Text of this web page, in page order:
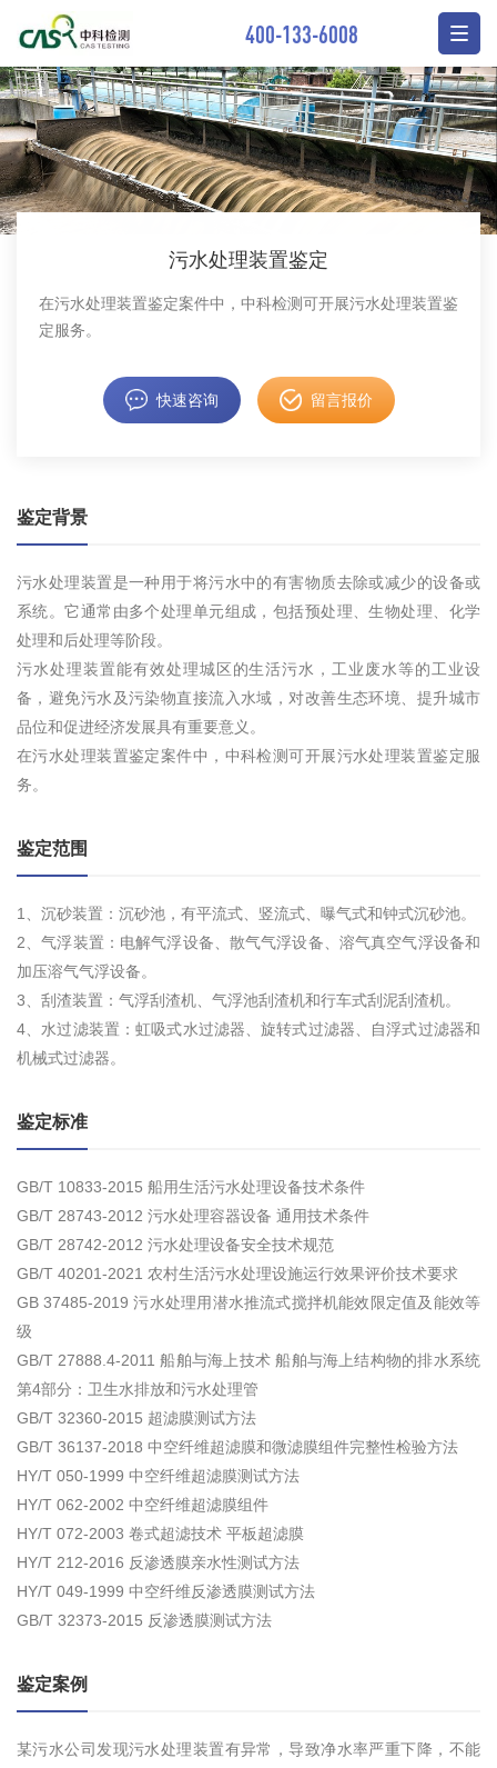
400-133-6008
污水处理装置鉴定
在污水处理装置鉴定案件中，中科检测可开展污水处理装置鉴
定服务。
快速咨询 留言报价
鉴定背景
污水处理装置是一种用于将污水中的有害物质去除或减少的设备或
系统。它通常由多个处理单元组成，包括预处理、生物处理、化学
处理和后处理等阶段。
污水处理装置能有效处理城区的生活污水，工业废水等的工业设
备，避免污水及污染物直接流入水域，对改善生态环境、提升城市
品位和促进经济发展具有重要意义。
在污水处理装置鉴定案件中，中科检测可开展污水处理装置鉴定服
务。
鉴定范围
1、沉砂装置：沉砂池，有平流式、竖流式、曝气式和钟式沉砂池。
2、气浮装置：电解气浮设备、散气气浮设备、溶气真空气浮设备和
加压溶气气浮设备。
3、刮渣装置：气浮刮渣机、气浮池刮渣机和行车式刮泥刮渣机。
4、水过滤装置：虹吸式水过滤器、旋转式过滤器、自浮式过滤器和
机械式过滤器。
鉴定标准
GB/T 10833-2015 船用生活污水处理设备技术条件
GB/T 28743-2012 污水处理容器设备 通用技术条件
GB/T 28742-2012 污水处理设备安全技术规范
GB/T 40201-2021 农村生活污水处理设施运行效果评价技术要求
GB 37485-2019 污水处理用潜水推流式搅拌机能效限定值及能效等
级
GB/T 27888.4-2011 船舶与海上技术 船舶与海上结构物的排水系统
第4部分：卫生水排放和污水处理管
GB/T 32360-2015 超滤膜测试方法
GB/T 36137-2018 中空纤维超滤膜和微滤膜组件完整性检验方法
HY/T 050-1999 中空纤维超滤膜测试方法
HY/T 062-2002 中空纤维超滤膜组件
HY/T 072-2003 卷式超滤技术 平板超滤膜
HY/T 212-2016 反渗透膜亲水性测试方法
HY/T 049-1999 中空纤维反渗透膜测试方法
GB/T 32373-2015 反渗透膜测试方法
鉴定案例
某污水公司发现污水处理装置有异常，导致净水率严重下降，不能